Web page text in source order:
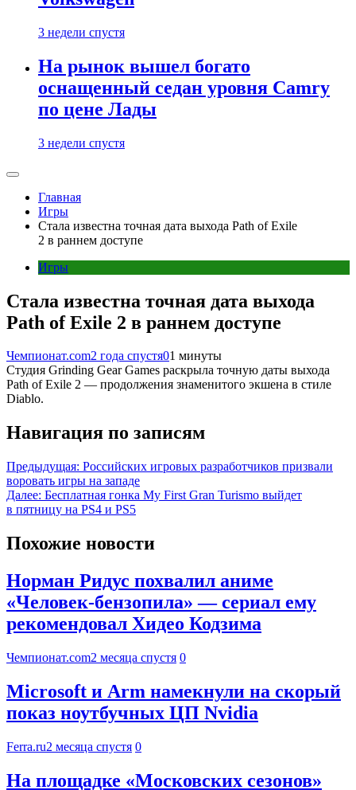
3 недели спустя
На рынок вышел богато
оснащенный седан уровня Camry
по цене Лады
3 недели спустя
Главная
Игры
Стала известна точная дата выхода Path of Exile
2 в раннем доступе
Игры
Стала известна точная дата выхода
Path of Exile 2 в раннем доступе
Чемпионат.com2 года спустя01 минуты
Студия Grinding Gear Games раскрыла точную даты выхода
Path of Exile 2 — продолжения знаменитого экшена в стиле
Diablo.
Навигация по записям
Предыдущая: Российских игровых разработчиков призвали
воровать игры на западе
Далее: Бесплатная гонка My First Gran Turismo выйдет
в пятницу на PS4 и PS5
Похожие новости
Норман Ридус похвалил аниме
«Человек-бензопила» — сериал ему
рекомендовал Хидео Кодзима
Чемпионат.com2 месяца спустя 0
Microsoft и Arm намекнули на скорый
показ ноутбучных ЦП Nvidia
Ferra.ru2 месяца спустя 0
На площадке «Московских сезонов»